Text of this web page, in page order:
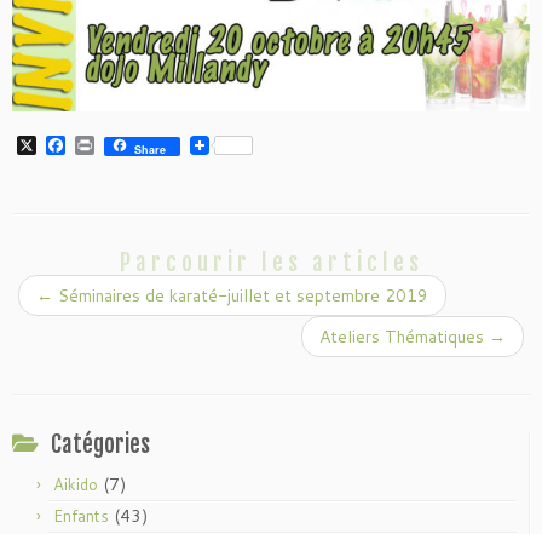
X F
k
P Share
Parcourir les articles
← Séminaires de karaté-juillet et septembre 2019
Ateliers Thématiques →
Catégories
Aikido (7)
Enfants (43)